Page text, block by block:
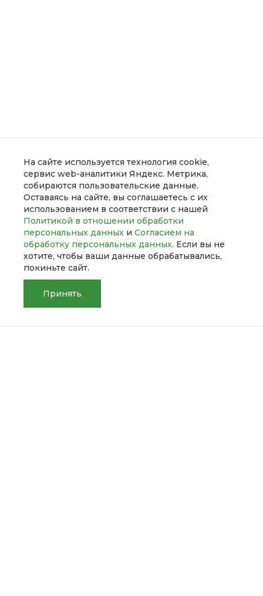
На сайте используется технология cookie,
сервис web-аналитики Яндекс. Метрика,
собираются пользовательские данные.
Оставаясь на сайте, вы соглашаетесь с их
использованием в соответствии с нашей
Политикой в отношении обработки
персональных данных и Согласием на
обработку персональных данных. Если вы не
хотите, чтобы ваши данные обрабатывались,
покиньте сайт.
Принять
О компании